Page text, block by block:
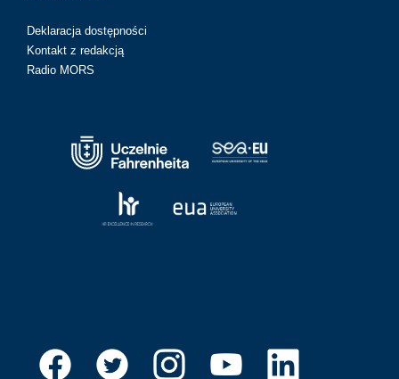
Deklaracja dostępności
Kontakt z redakcją
Radio MORS